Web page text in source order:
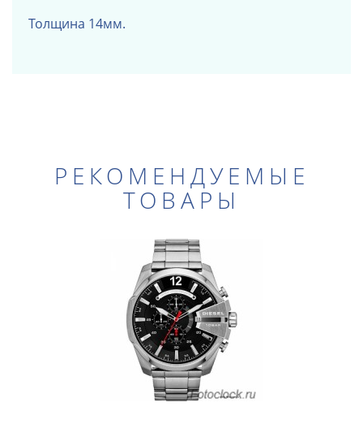
Толщина 14мм.
РЕКОМЕНДУЕМЫЕ
ТОВАРЫ